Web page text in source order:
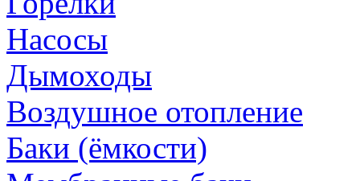
Насосы
Дымоходы
Воздушное отопление
Баки (ёмкости)